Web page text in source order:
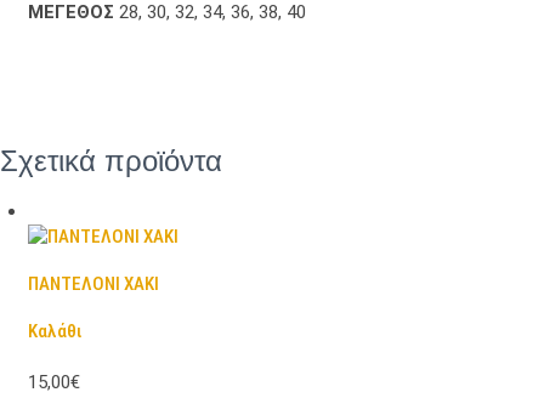
ΜΕΓΕΘΟΣ 28, 30, 32, 34, 36, 38, 40
Σχετικά προϊόντα
ΠΑΝΤΕΛΟΝΙ ΧΑΚΙ
Καλάθι
15,00€